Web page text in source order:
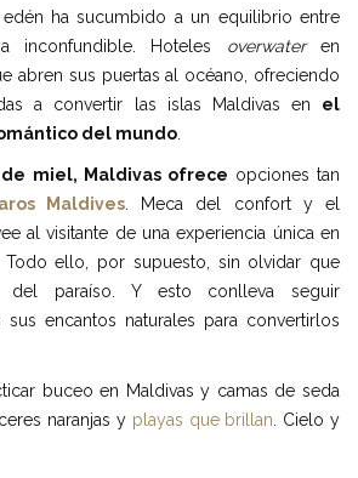
ha sucumbido a un equilibrio entre
inconfundible. Hoteles overwateren
abren sus puertas al océano, ofreciendo
a convertir las islas Maldivas en el
del mundo.
miel, Maldivas ofrece opciones tan
Maldives. Meca del confort y el
al visitante de una experiencia única en
ello, por supuesto, sin olvidar que
del paraíso. Y esto conlleva seguir
encantos naturales para convertirlos
buceo en Maldivas y camas de seda
naranjas y playas que brillan. Cielo y